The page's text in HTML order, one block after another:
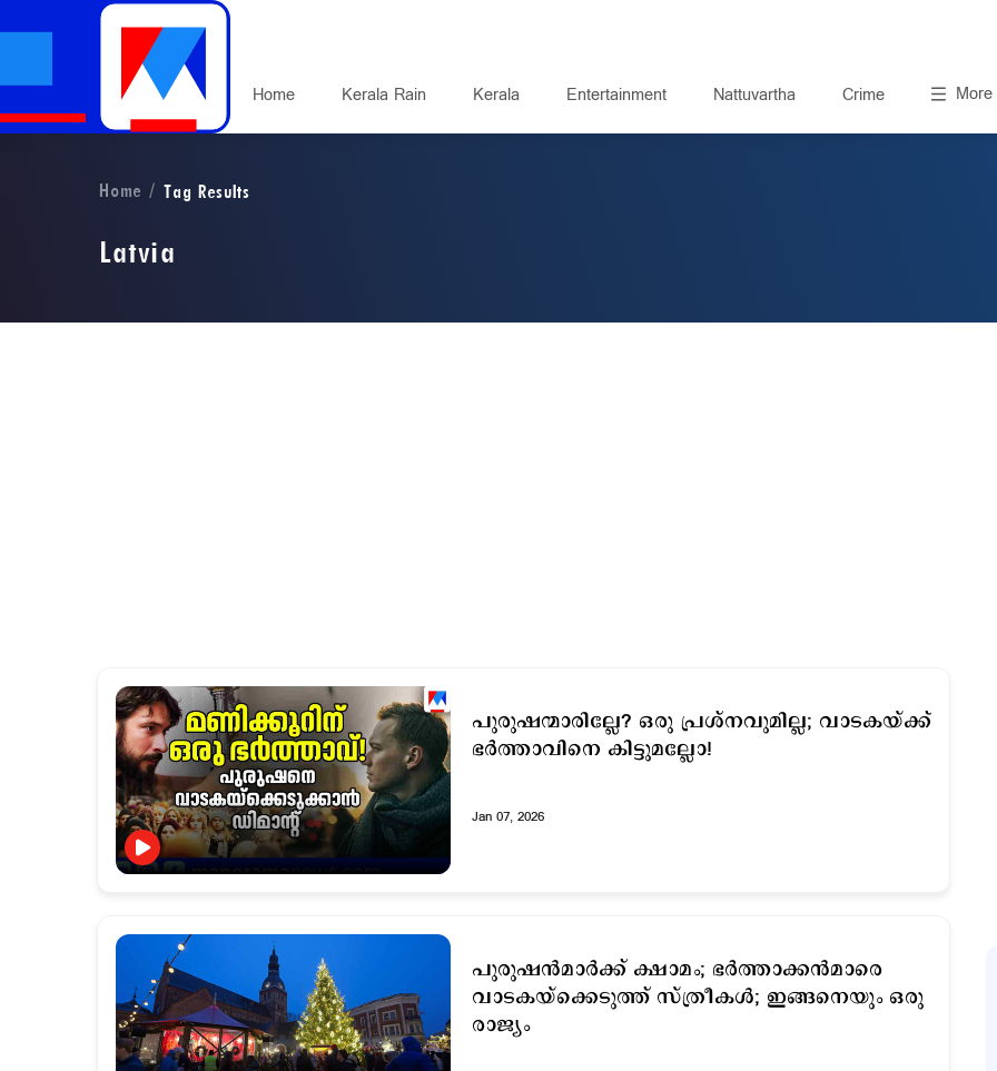
Home Kerala Rain Kerala Entertainment Nattuvartha Crime More
Home Tag Results
Latvia
പുരുഷന്മാരില്ലേ? ഒരു പ്രശ്നവുമില്ല; വാടകയ്ക്ക്
ഭര്‍ത്താവിനെ കിട്ടുമല്ലോ!
Jan 07, 2026
പുരുഷന്‍മാര്‍ക്ക് ക്ഷാമം; ഭര്‍ത്താക്കന്‍മാരെ
വാടകയ്ക്കെടുത്ത് സ്ത്രീകള്‍; ഇങ്ങനെയും ഒരു
രാജ്യം